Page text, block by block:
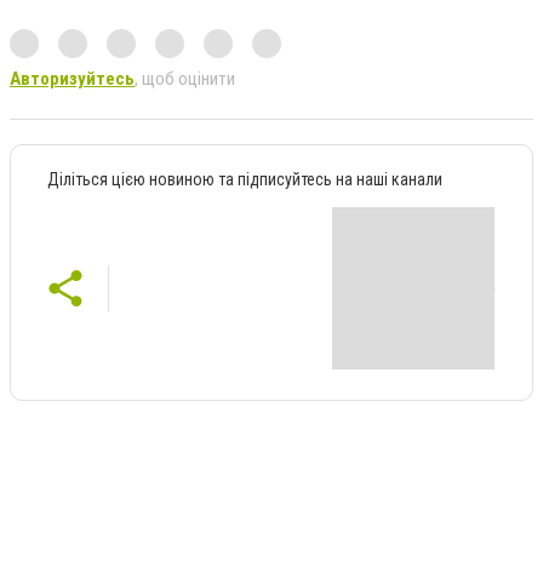
Авторизуйтесь, щоб оцінити
Діліться цією новиною та підписуйтесь на наші канали